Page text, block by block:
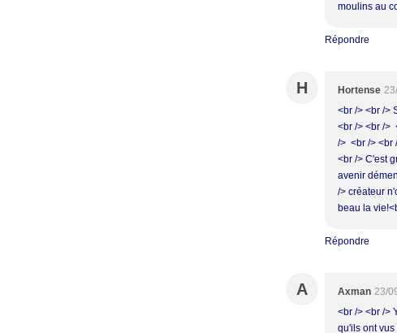
moulins au
Répondre
H Hortense
<br /> <br />
<br /> <br />
/> <br /> <br
<br /> C'est
avenir
/> créateur
beau la
Répondre
A Axman 23/
<br /> <br />
qu'ils ont vus